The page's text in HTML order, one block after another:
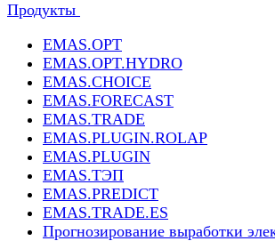
Продукты
EMAS.OPT
EMAS.OPT.HYDRO
EMAS.CHOICE
EMAS.FORECAST
EMAS.TRADE
EMAS.PLUGIN.ROLAP
EMAS.PLUGIN
EMAS.ТЭП
EMAS.PREDICT
EMAS.TRADE.ES
Прогнозирование выработки